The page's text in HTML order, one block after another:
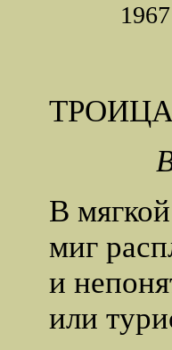
1967
В
миг
и
или